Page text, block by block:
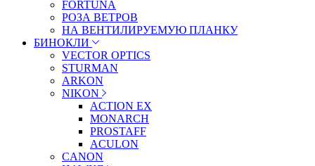
FORTUNA
РОЗА ВЕТРОВ
НА ВЕНТИЛИРУЕМУЮ ПЛАНКУ
БИНОКЛИ
VECTOR OPTICS
STURMAN
ARKON
NIKON
ACTION EX
MONARCH
PROSTAFF
ACULON
CANON